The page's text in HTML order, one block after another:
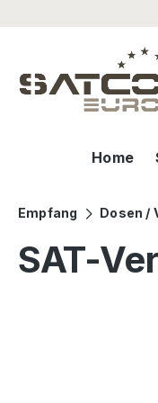
Home
Empfang Dosen /
SAT-